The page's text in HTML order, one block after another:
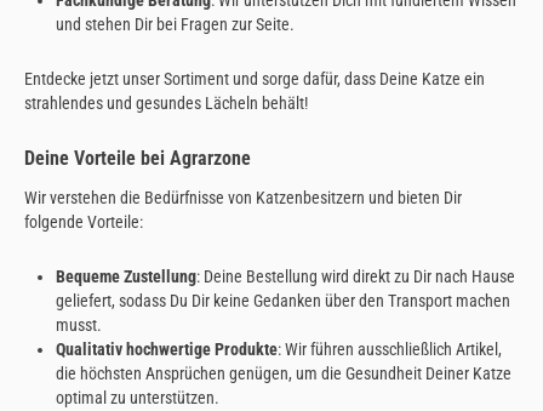
und stehen Dir bei Fragen zur Seite.
Entdecke jetzt unser Sortiment und sorge dafür, dass Deine Katze ein
strahlendes und gesundes Lächeln behält!
Deine Vorteile bei Agrarzone
Wir verstehen die Bedürfnisse von Katzenbesitzern und bieten Dir
folgende Vorteile:
Bequeme Zustellung: Deine Bestellung wird direkt zu Dir nach Hause
geliefert, sodass Du Dir keine Gedanken über den Transport machen
musst.
Qualitativ hochwertige Produkte: Wir führen ausschließlich Artikel,
die höchsten Ansprüchen genügen, um die Gesundheit Deiner Katze
optimal zu unterstützen.